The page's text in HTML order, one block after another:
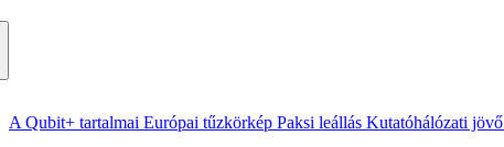
A Qubit+ tartalmai Európai tűzkörkép Paksi leállás Kutatóhálózati jövő